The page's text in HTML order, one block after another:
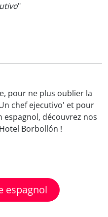
"
pour ne plus oublier la
chef ejecutivo' et pour
découvrez nos
Borbollón !
espagnol